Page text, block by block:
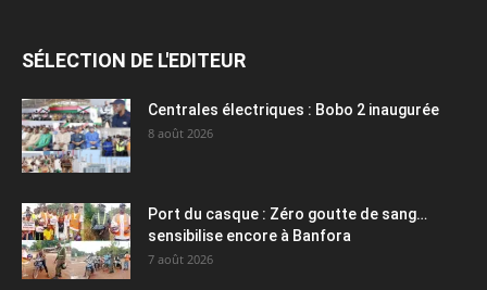
SÉLECTION DE L'EDITEUR
Centrales électriques : Bobo 2 inaugurée
8 août 2026
Port du casque : Zéro goutte de sang…
sensibilise encore à Banfora
7 août 2026